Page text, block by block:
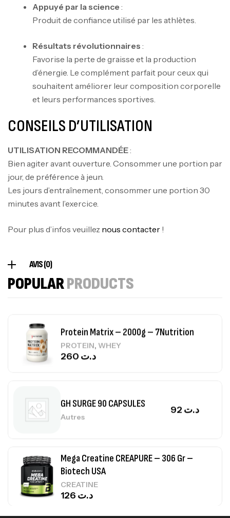
Appuyé par la science :
Produit de confiance utilisé par les athlètes.
Résultats révolutionnaires :
Favorise la perte de graisse et la production
d’énergie. Le complément parfait pour ceux qui
souhaitent améliorer leur composition corporelle
et leurs performances sportives.
CONSEILS D’UTILISATION
UTILISATION RECOMMANDÉE:
Bien agiter avant ouverture. Consommer une portion par
jour, de préférence à jeun.
Les jours d’entraînement, consommer une portion 30
minutes avant l’exercice.
Pour plus d’infos veuillez nous contacter !
AVIS (0)
POPULARPRODUCTS
Mega Creatine CREAPURE – 306 Gr –
Biotech USA
CREATINE
د.ت126
100% Pure Whey – 2,27kg – BIOTECHUSA
Autres
د.ت269
Omega 3 – 100 Gélules – Scitec Nutrition
CREATINE
Protein Matrix – 2000g – 7Nutrition
PROTEIN, WHEY
د.ت
GH SURGE 90 CAPSULES
Autres
د.ت
Mega Creatine CREAPURE – 306 Gr –
Biotech USA
CREATINE
د.ت